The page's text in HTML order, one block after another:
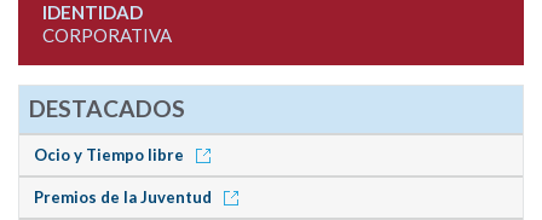
IDENTIDAD
CORPORATIVA
DESTACADOS
Ocio y Tiempo libre
Premios de la Juventud